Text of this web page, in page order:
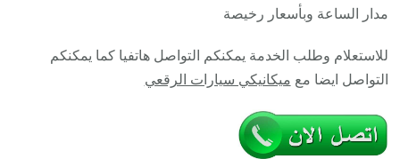
مدار الساعة وبأسعار رخيصة
للاستعلام وطلب الخدمة يمكنكم التواصل هاتفيا كما يمكنكم
التواصل ايضا مع ميكانيكي سيارات الرقعي